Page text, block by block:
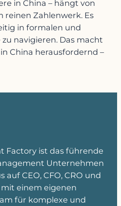
in China – hängt von
reinen Zahlenwerk. Es
in formalen und
navigieren. Das macht
China herausfordernd –
Factory ist das führende
Unternehmen
CEO, CFO, CRO und
einem eigenen
für komplexe und